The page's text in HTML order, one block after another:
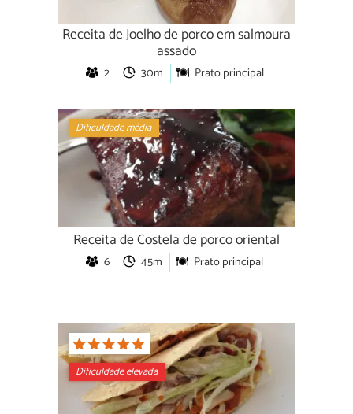
Receita de Joelho de porco em salmoura
assado
2 30m Prato principal
Dificuldade média
Receita de Costela de porco oriental
6 45m Prato principal
Dificuldade elevada